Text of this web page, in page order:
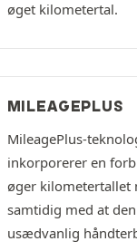
øget kilometertal.
MILEAGEPLUS
MileagePlus-
inkorporerer en
øger kilometertallet
samtidig med at
usædvanlig